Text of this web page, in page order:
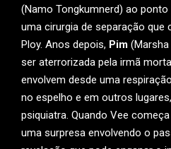
(Namo Tongkumnerd) ao
uma cirurgia de separação que
Ploy. Anos depois, Pim
ser aterrorizada pela irmã
envolvem desde uma
no espelho e em outros
psiquiatra. Quando Vee
uma surpresa envolvendo o